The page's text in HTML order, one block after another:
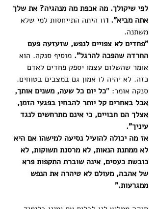
לפי שיקולך. מה אכפת מה מנהגיה? את שלך
אתה מביא". וזו היתה התייחסות למי שלא
משתנה.
"פחדים לא צפויים לנפש, שזעזעה פעם
החרדה שהפכה להרגל". מוסיף סנקה. הוא
אומר שהשלום עצמו יספק פחדים לאדם
כזה. לא יהיה לו אמון גם במצבים בטוחים.
סנקה אומר: "כל יום כל שעה, משנים אותך,
אבל באחרים קל יותר להבחין בפגעי הזמן,
אצלך הם חבויים, כי אינם מתרחשים לנגד
עיניך".
אז מה יכולה להועיל נסיעה למישהו אם היא
לא ממתנת הנאות, לא מרסנת תשוקות, לא
כובשת כעסים, אינה שוברת התקפות פרא
של אהבה, מעולם לא טיהרה את הנפש
ממגרעות."